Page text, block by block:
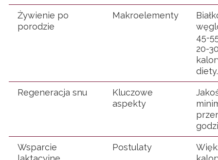
Żywienie po
porodzie
Makroelementy
45-
20-
diety.
Regeneracja snu
Kluczowe
aspekty
Wsparcie
Postulaty